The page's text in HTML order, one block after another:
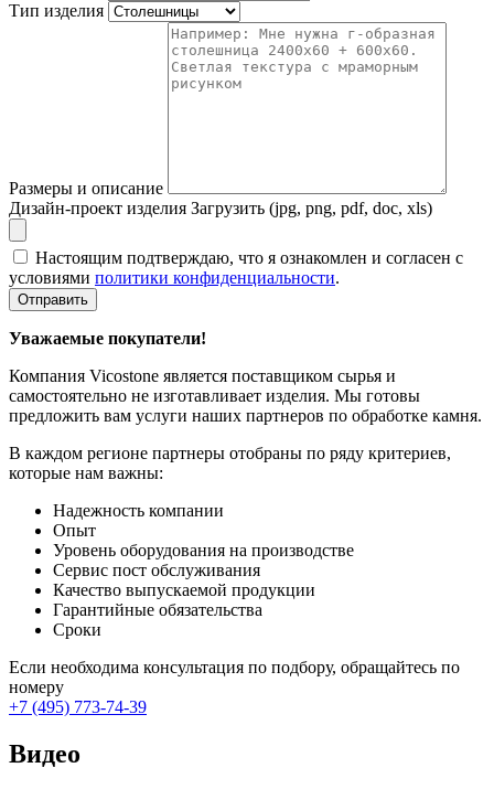
Тип изделия
Размеры и описание
Дизайн-проект изделия Загрузить (jpg, png, pdf, doc, xls)
Настоящим подтверждаю, что я ознакомлен и согласен с
условиями политики конфиденциальности.
Отправить
Уважаемые покупатели!
Компания Vicostone является поставщиком сырья и
самостоятельно не изготавливает изделия. Мы готовы
предложить вам услуги наших партнеров по обработке камня.
В каждом регионе партнеры отобраны по ряду критериев,
которые нам важны:
Надежность компании
Опыт
Уровень оборудования на производстве
Сервис пост обслуживания
Качество выпускаемой продукции
Гарантийные обязательства
Сроки
Если необходима консультация по подбору, обращайтесь по
номеру
+7 (495) 773-74-39
Видео